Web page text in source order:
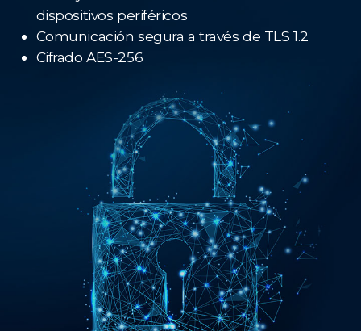
dispositivos periféricos
Comunicación segura a través de TLS 1.2
Cifrado AES-256